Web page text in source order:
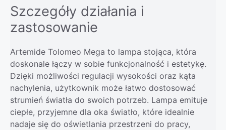
Szczegóły działania i
zastosowanie
Artemide Tolomeo Mega to lampa stojąca, która
doskonale łączy w sobie funkcjonalność i estetykę.
Dzięki możliwości regulacji wysokości oraz kąta
nachylenia, użytkownik może łatwo dostosować
strumień światła do swoich potrzeb. Lampa emituje
ciepłe, przyjemne dla oka światło, które idealnie
nadaje się do oświetlania przestrzeni do pracy,